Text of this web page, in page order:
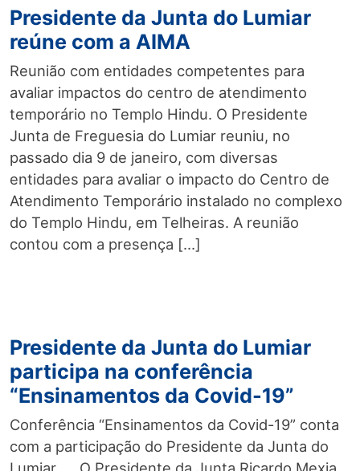
Presidente da Junta do Lumiar
reúne com a AIMA
Reunião com entidades competentes para
avaliar impactos do centro de atendimento
temporário no Templo Hindu. O Presidente
Junta de Freguesia do Lumiar reuniu, no
passado dia 9 de janeiro, com diversas
entidades para avaliar o impacto do Centro de
Atendimento Temporário instalado no complexo
do Templo Hindu, em Telheiras. A reunião
contou com a presença […]
Presidente da Junta do Lumiar
participa na conferência
“Ensinamentos da Covid-19”
Conferência “Ensinamentos da Covid-19” conta
com a participação do Presidente da Junta do